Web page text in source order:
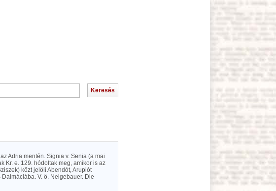
Adria mentén. Signia v. Senia (a mai
Kr. e. 129. hódoltak meg, amikor is az
közt jelöli Abendót, Arupiót
V. ö. Neigebauer. Die